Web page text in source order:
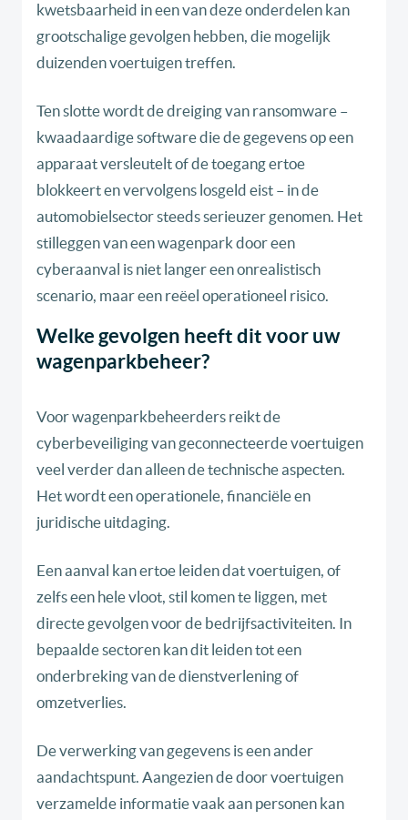
kwetsbaarheid in een van deze onderdelen kan
grootschalige gevolgen hebben, die mogelijk
duizenden voertuigen treffen.
Ten slotte wordt de dreiging van ransomware –
kwaadaardige software die de gegevens op een
apparaat versleutelt of de toegang ertoe
blokkeert en vervolgens losgeld eist – in de
automobielsector steeds serieuzer genomen. Het
stilleggen van een wagenpark door een
cyberaanval is niet langer een onrealistisch
scenario, maar een reëel operationeel risico.
Welke gevolgen heeft dit voor uw
wagenparkbeheer?
Voor wagenparkbeheerders reikt de
cyberbeveiliging van geconnecteerde voertuigen
veel verder dan alleen de technische aspecten.
Het wordt een operationele, financiële en
juridische uitdaging.
Een aanval kan ertoe leiden dat voertuigen, of
zelfs een hele vloot, stil komen te liggen, met
directe gevolgen voor de bedrijfsactiviteiten. In
bepaalde sectoren kan dit leiden tot een
onderbreking van de dienstverlening of
omzetverlies.
De verwerking van gegevens is een ander
aandachtspunt. Aangezien de door voertuigen
verzamelde informatie vaak aan personen kan